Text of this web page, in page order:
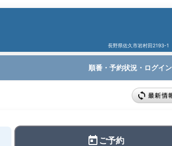
長野県佐久市岩村田2193-1
順番・予約状況・ログイン
ご予約